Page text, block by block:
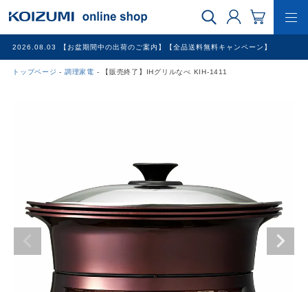
2026.08.03 【お盆期間中の出荷のご案内】【全品送料無料キャンペーン】
トップページ 調理家電 【販売終了】IHグリルなべ KIH-1411
冷暖房家電
その他